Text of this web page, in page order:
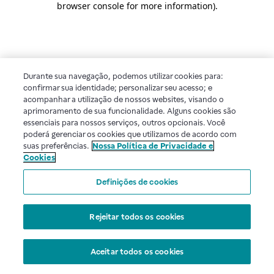
browser console for more information).
Durante sua navegação, podemos utilizar cookies para:
confirmar sua identidade; personalizar seu acesso; e
acompanhar a utilização de nossos websites, visando o
aprimoramento de sua funcionalidade. Alguns cookies são
essenciais para nossos serviços, outros opcionais. Você
poderá gerenciar os cookies que utilizamos de acordo com
suas preferências. Nossa Política de Privacidade e
Cookies
Definições de cookies
Rejeitar todos os cookies
Aceitar todos os cookies